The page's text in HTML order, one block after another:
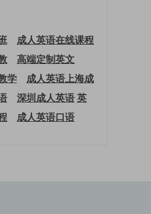
成人英语在线课程
高端定制英文
学
成人英语上海成
深圳成人英语英
成人英语口语